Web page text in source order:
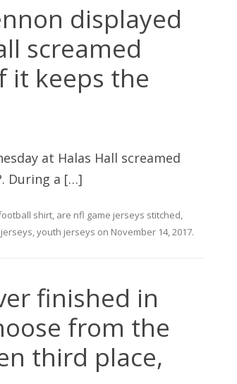
displayed
screamed
it keeps the
at Halas Hall screamed
During a […]
shirt, are nfl game jerseys stitched,
,youth jerseys on November 14, 2017.
finished in
from the
third place,